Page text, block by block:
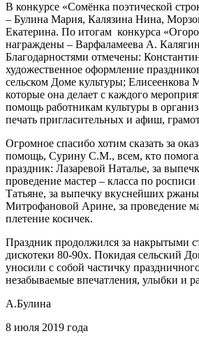
В конкурсе «Сомёнка поэтической
– Булина Мария, Калязина Нина,
Екатерина. По итогам конкурса
награждены – Варфаламеева А.
Благодарностями отмечены:
художественное оформление
сельском Доме культуры; Елисеенкова
которые она делает с каждого
помощь работникам культуры в
печать пригласительных и афиш,
Огромное спасибо хотим сказать за
помощь, Сурину С.М., всем, кто
праздник: Лазаревой Наталье, за
проведение мастер – класса по
Татьяне, за выпечку вкуснейших
Митрофановой Арине, за проведение
плетение косичек.
Праздник продолжился за накрытыми
дискотеки 80-90х. Покидая сельский
уносили с собой частичку
незабываемые впечатления, улыбки и
А.Булина
8 июля 2019 года